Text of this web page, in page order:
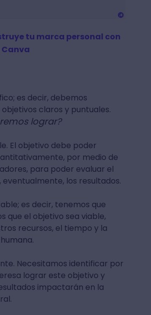
tu marca personal con
es decir, debemos
claros y puntuales.
lograr?
El objetivo debe poder
por medio de
para poder evaluar el
eventualmente, los resultados.
es decir, tenemos que
que el objetivo sea viable,
recursos, el tiempo y la
Necesitamos identificar por
lograr este objetivo y
impactarán en la